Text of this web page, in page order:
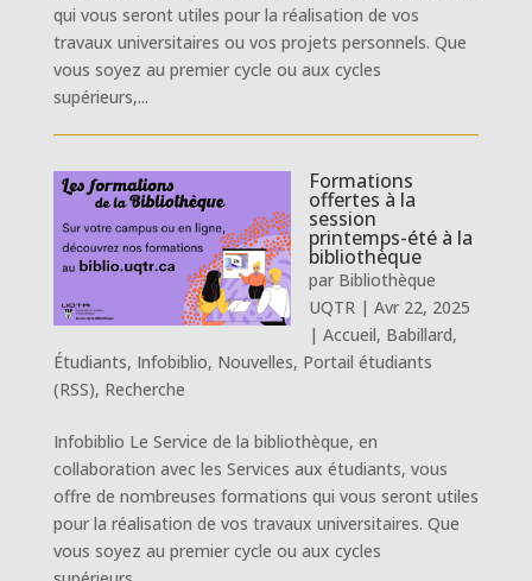
qui vous seront utiles pour la réalisation de vos
travaux universitaires ou vos projets personnels. Que
vous soyez au premier cycle ou aux cycles
supérieurs,...
Formations
offertes à la
session
printemps-été à la
bibliothèque
par Bibliothèque
UQTR| Avr 22, 2025
| Accueil, Babillard,
Étudiants, Infobiblio, Nouvelles, Portail étudiants
(RSS), Recherche
Infobiblio Le Service de la bibliothèque, en
collaboration avec les Services aux étudiants, vous
offre de nombreuses formations qui vous seront utiles
pour la réalisation de vos travaux universitaires. Que
vous soyez au premier cycle ou aux cycles